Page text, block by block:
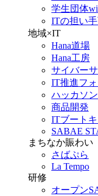
学生団体
ITの担い
地域×IT
Hana道場
Hana工房
サイバー
IT推進フ
ハッカソ
商品開発
ITブート
SABAE
まちなか賑わい
さばぷら
La Tempo
研修
オープン